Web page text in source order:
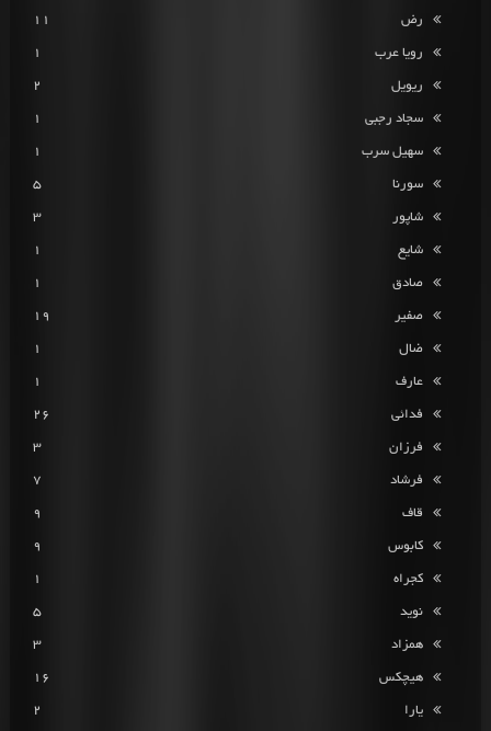
رض 11
رویا عرب 1
ریویل 2
سجاد رجبی 1
سهیل سرب 1
سورنا 5
شاپور 3
شایع 1
صادق 1
صفیر 19
ضال 1
عارف 1
فدائی 26
فرزان 3
فرشاد 7
قاف 9
کابوس 9
کجراه 1
نوید 5
همزاد 3
هیچکس 16
یارا 2